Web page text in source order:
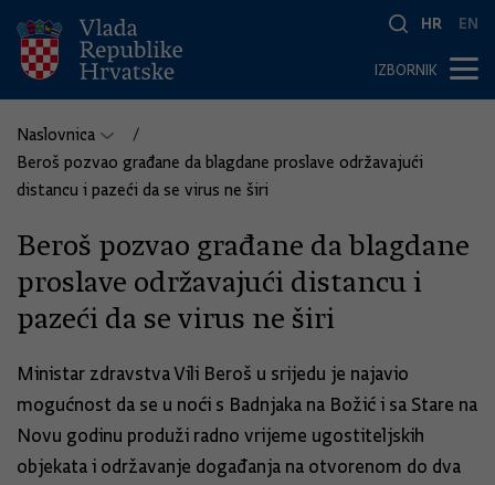
HR EN
IZBORNIK
Naslovnica
Beroš pozvao građane da blagdane proslave održavajući
distancu i pazeći da se virus ne širi
Beroš pozvao građane da blagdane
proslave održavajući distancu i
pazeći da se virus ne širi
Ministar zdravstva Vili Beroš u srijedu je najavio
mogućnost da se u noći s Badnjaka na Božić i sa Stare na
Novu godinu produži radno vrijeme ugostiteljskih
objekata i održavanje događanja na otvorenom do dva